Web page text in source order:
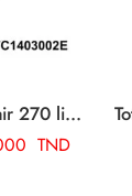
TOTAL compresseur d’air 270 litre TC1403002E
TND